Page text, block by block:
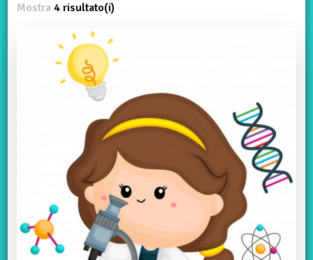
Mostra 4 risultato(i)